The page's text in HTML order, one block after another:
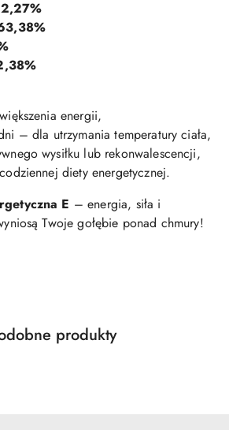
energii,
– dla utrzymania temperatury ciała,
wysiłku lub rekonwalescencji,
diety energetycznej.
E – energia, siła i
Twoje gołębie ponad chmury!
produktówprodukty